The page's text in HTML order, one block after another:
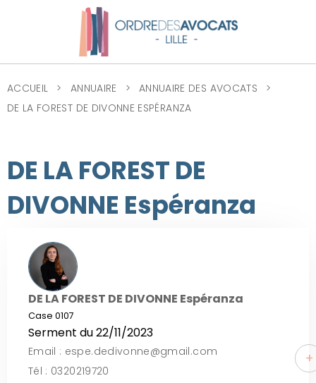
ACCUEIL ANNUAIRE
ANNUAIRE DES AVOCATS
DE LA FOREST DE DIVONNE ESPÉRANZA
DE LA FOREST DE
DIVONNE Espéranza
DE LA FOREST DE DIVONNE Espéranza
Case 0107
Serment du 22/11/2023
Email : espe.dedivonne@gmail.com
Tél : 0320219720
+